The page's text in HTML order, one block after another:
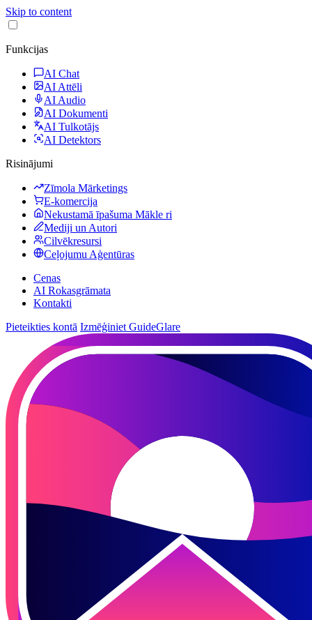
Skip to content
Funkcijas
AI Chat
AI Attēli
AI Audio
AI Dokumenti
AI Tulkotājs
AI Detektors
Risinājumi
Zīmola Mārketings
E-komercija
Nekustamā īpašuma Mākle ri
Mediji un Autori
Cilvēkresursi
Ceļojumu Aģentūras
Cenas
AI Rokasgrāmata
Kontakti
Pieteikties kontā Izmēģiniet GuideGlare